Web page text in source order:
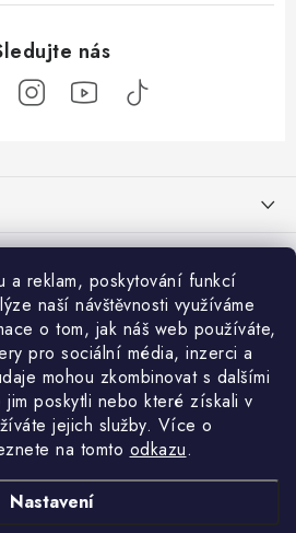
a reklam, poskytování funkcí
naší návštěvnosti využíváme
o tom, jak náš web používáte,
pro sociální média, inzerci a
mohou zkombinovat s dalšími
poskytli nebo které získali v
jejich služby. Více o
na tomto odkazu.
Nastavení
Zboží.cz Heureka.cz